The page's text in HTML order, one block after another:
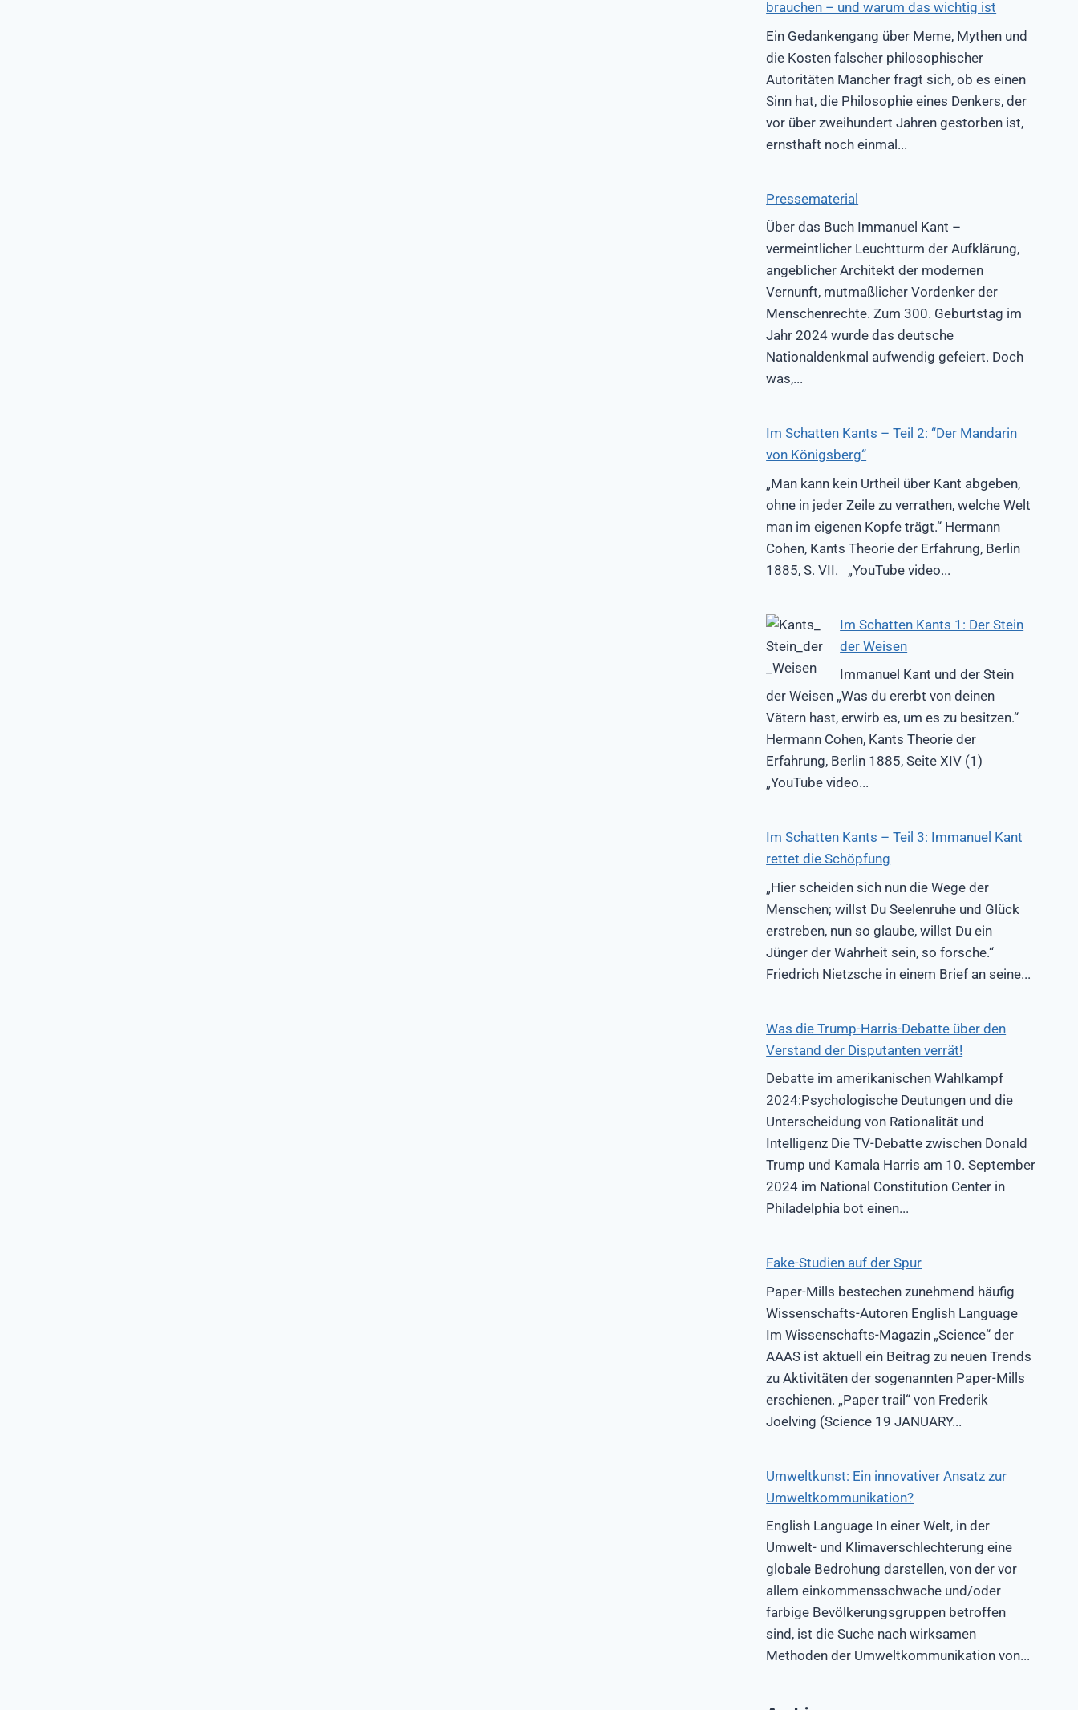
brauchen – und warum das wichtig ist
Ein Gedankengang über Meme, Mythen und
die Kosten falscher philosophischer
Autoritäten Mancher fragt sich, ob es einen
Sinn hat, die Philosophie eines Denkers, der
vor über zweihundert Jahren gestorben ist,
ernsthaft noch einmal...
Pressematerial
Über das Buch Immanuel Kant –
vermeintlicher Leuchtturm der Aufklärung,
angeblicher Architekt der modernen
Vernunft, mutmaßlicher Vordenker der
Menschenrechte. Zum 300. Geburtstag im
Jahr 2024 wurde das deutsche
Nationaldenkmal aufwendig gefeiert. Doch
was,...
Im Schatten Kants – Teil 2: “Der Mandarin
von Königsberg“
„Man kann kein Urtheil über Kant abgeben,
ohne in jeder Zeile zu verrathen, welche Welt
man im eigenen Kopfe trägt.“ Hermann
Cohen, Kants Theorie der Erfahrung, Berlin
1885, S. VII. „YouTube video...
Im Schatten Kants 1: Der Stein
der Weisen
Immanuel Kant und der Stein
der Weisen „Was du ererbt von deinen
Vätern hast, erwirb es, um es zu besitzen.“
Hermann Cohen, Kants Theorie der
Erfahrung, Berlin 1885, Seite XIV (1)
„YouTube video...
Im Schatten Kants – Teil 3: Immanuel Kant
rettet die Schöpfung
„Hier scheiden sich nun die Wege der
Menschen; willst Du Seelenruhe und Glück
erstreben, nun so glaube, willst Du ein
Jünger der Wahrheit sein, so forsche.“
Friedrich Nietzsche in einem Brief an seine...
Was die Trump-Harris-Debatte über den
Verstand der Disputanten verrät!
Debatte im amerikanischen Wahlkampf
2024:Psychologische Deutungen und die
Unterscheidung von Rationalität und
Intelligenz Die TV-Debatte zwischen Donald
Trump und Kamala Harris am 10. September
2024 im National Constitution Center in
Philadelphia bot einen...
Fake-Studien auf der Spur
Paper-Mills bestechen zunehmend häufig
Wissenschafts-Autoren English Language
Im Wissenschafts-Magazin „Science“ der
AAAS ist aktuell ein Beitrag zu neuen Trends
zu Aktivitäten der sogenannten Paper-Mills
erschienen. „Paper trail“ von Frederik
Joelving (Science 19 JANUARY...
Umweltkunst: Ein innovativer Ansatz zur
Umweltkommunikation?
English Language In einer Welt, in der
Umwelt- und Klimaverschlechterung eine
globale Bedrohung darstellen, von der vor
allem einkommensschwache und/oder
farbige Bevölkerungsgruppen betroffen
sind, ist die Suche nach wirksamen
Methoden der Umweltkommunikation von...